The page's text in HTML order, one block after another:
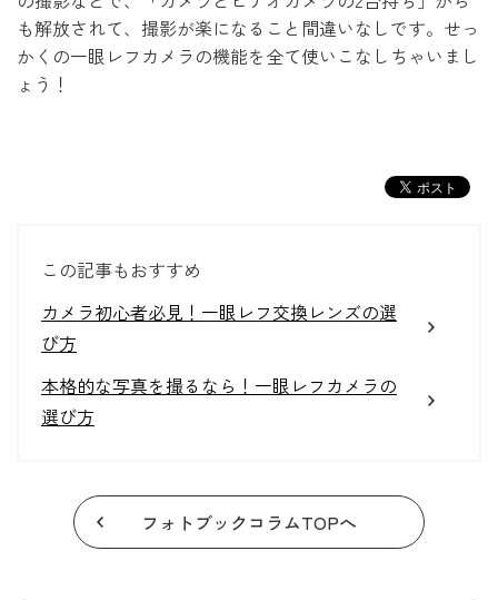
も解放されて、撮影が楽になること間違いなしです。せっ
かくの一眼レフカメラの機能を全て使いこなしちゃいまし
ょう！
この記事もおすすめ
カメラ初心者必見！一眼レフ交換レンズの選
び方
本格的な写真を撮るなら！一眼レフカメラの
選び方
フォトブックコラムTOPへ